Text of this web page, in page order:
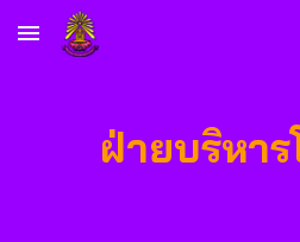
Skip to main content
ฝ่ายบริหาร